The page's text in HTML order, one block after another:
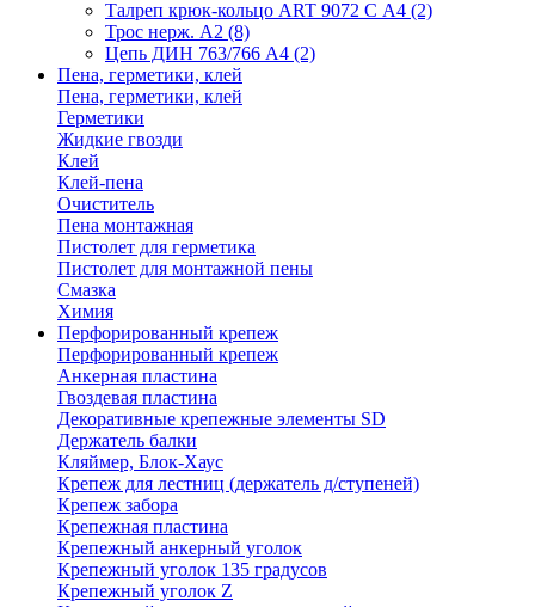
Талреп крюк-кольцо ART 9072 С A4 (2)
Трос нерж. А2 (8)
Цепь ДИН 763/766 А4 (2)
Пена, герметики, клей
Пена, герметики, клей
Герметики
Жидкие гвозди
Клей
Клей-пена
Очиститель
Пена монтажная
Пистолет для герметика
Пистолет для монтажной пены
Смазка
Химия
Перфорированный крепеж
Перфорированный крепеж
Анкерная пластина
Гвоздевая пластина
Декоративные крепежные элементы SD
Держатель балки
Кляймер, Блок-Хаус
Крепеж для лестниц (держатель д/ступеней)
Крепеж забора
Крепежная пластина
Крепежный анкерный уголок
Крепежный уголок 135 градусов
Крепежный уголок Z